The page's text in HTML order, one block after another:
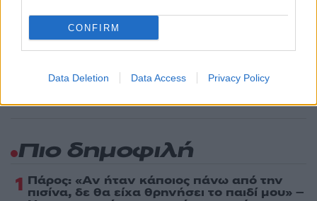
CONFIRM
Data Deletion Data Access Privacy Policy
Ακολουθήστε το Νewsit.gr στο
Πιο δημοφιλή
1 Πάρος: «Αν ήταν κάποιος πάνω από την
πισίνα, δε θα είχα θρηνήσει το παιδί μου» –